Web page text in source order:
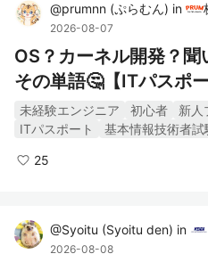
@prumnn (ぷらむん) in
2026-08-07
OS？カーネル開発？
その単語🤔【ITパスポー
未経験エンジニア 初心者
新人
ITパスポート
基本情報技術者試
25
@Syoitu (Syoitu den) in
2026-08-08